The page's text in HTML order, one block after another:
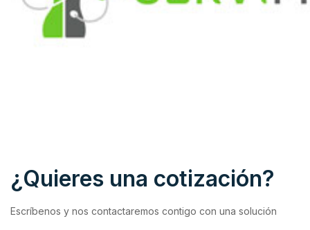
¿Quieres una cotización?
Escríbenos y nos contactaremos contigo con una solución